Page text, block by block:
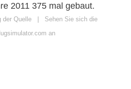
2011 375 mal gebaut.
der Quelle
Sehen Sie sich die
an